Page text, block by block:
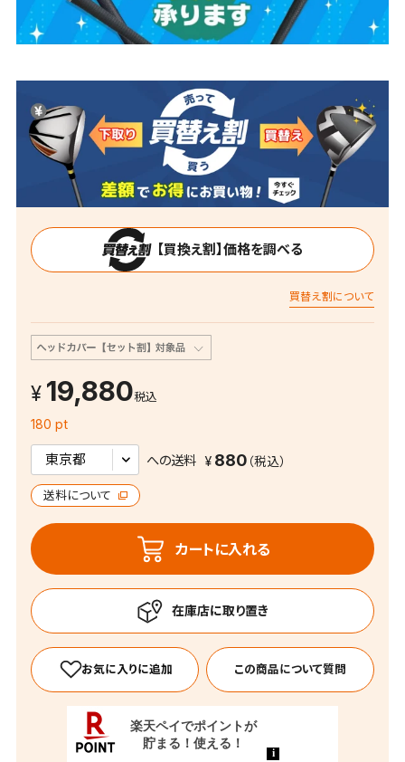
【買換え割】価格を調べる
買替え割について
19,880税込
180 pt
への送料 880
送料について
カートに入れる
この商品について質問